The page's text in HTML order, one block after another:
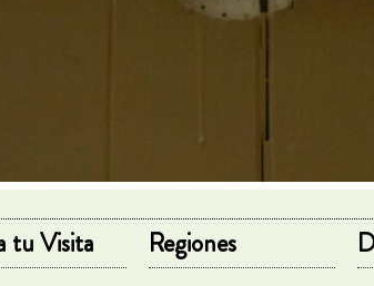
tu Visita Regiones